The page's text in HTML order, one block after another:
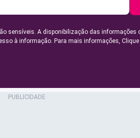
sensíveis. A disponibilização das informações
à informação. Para mais informações,